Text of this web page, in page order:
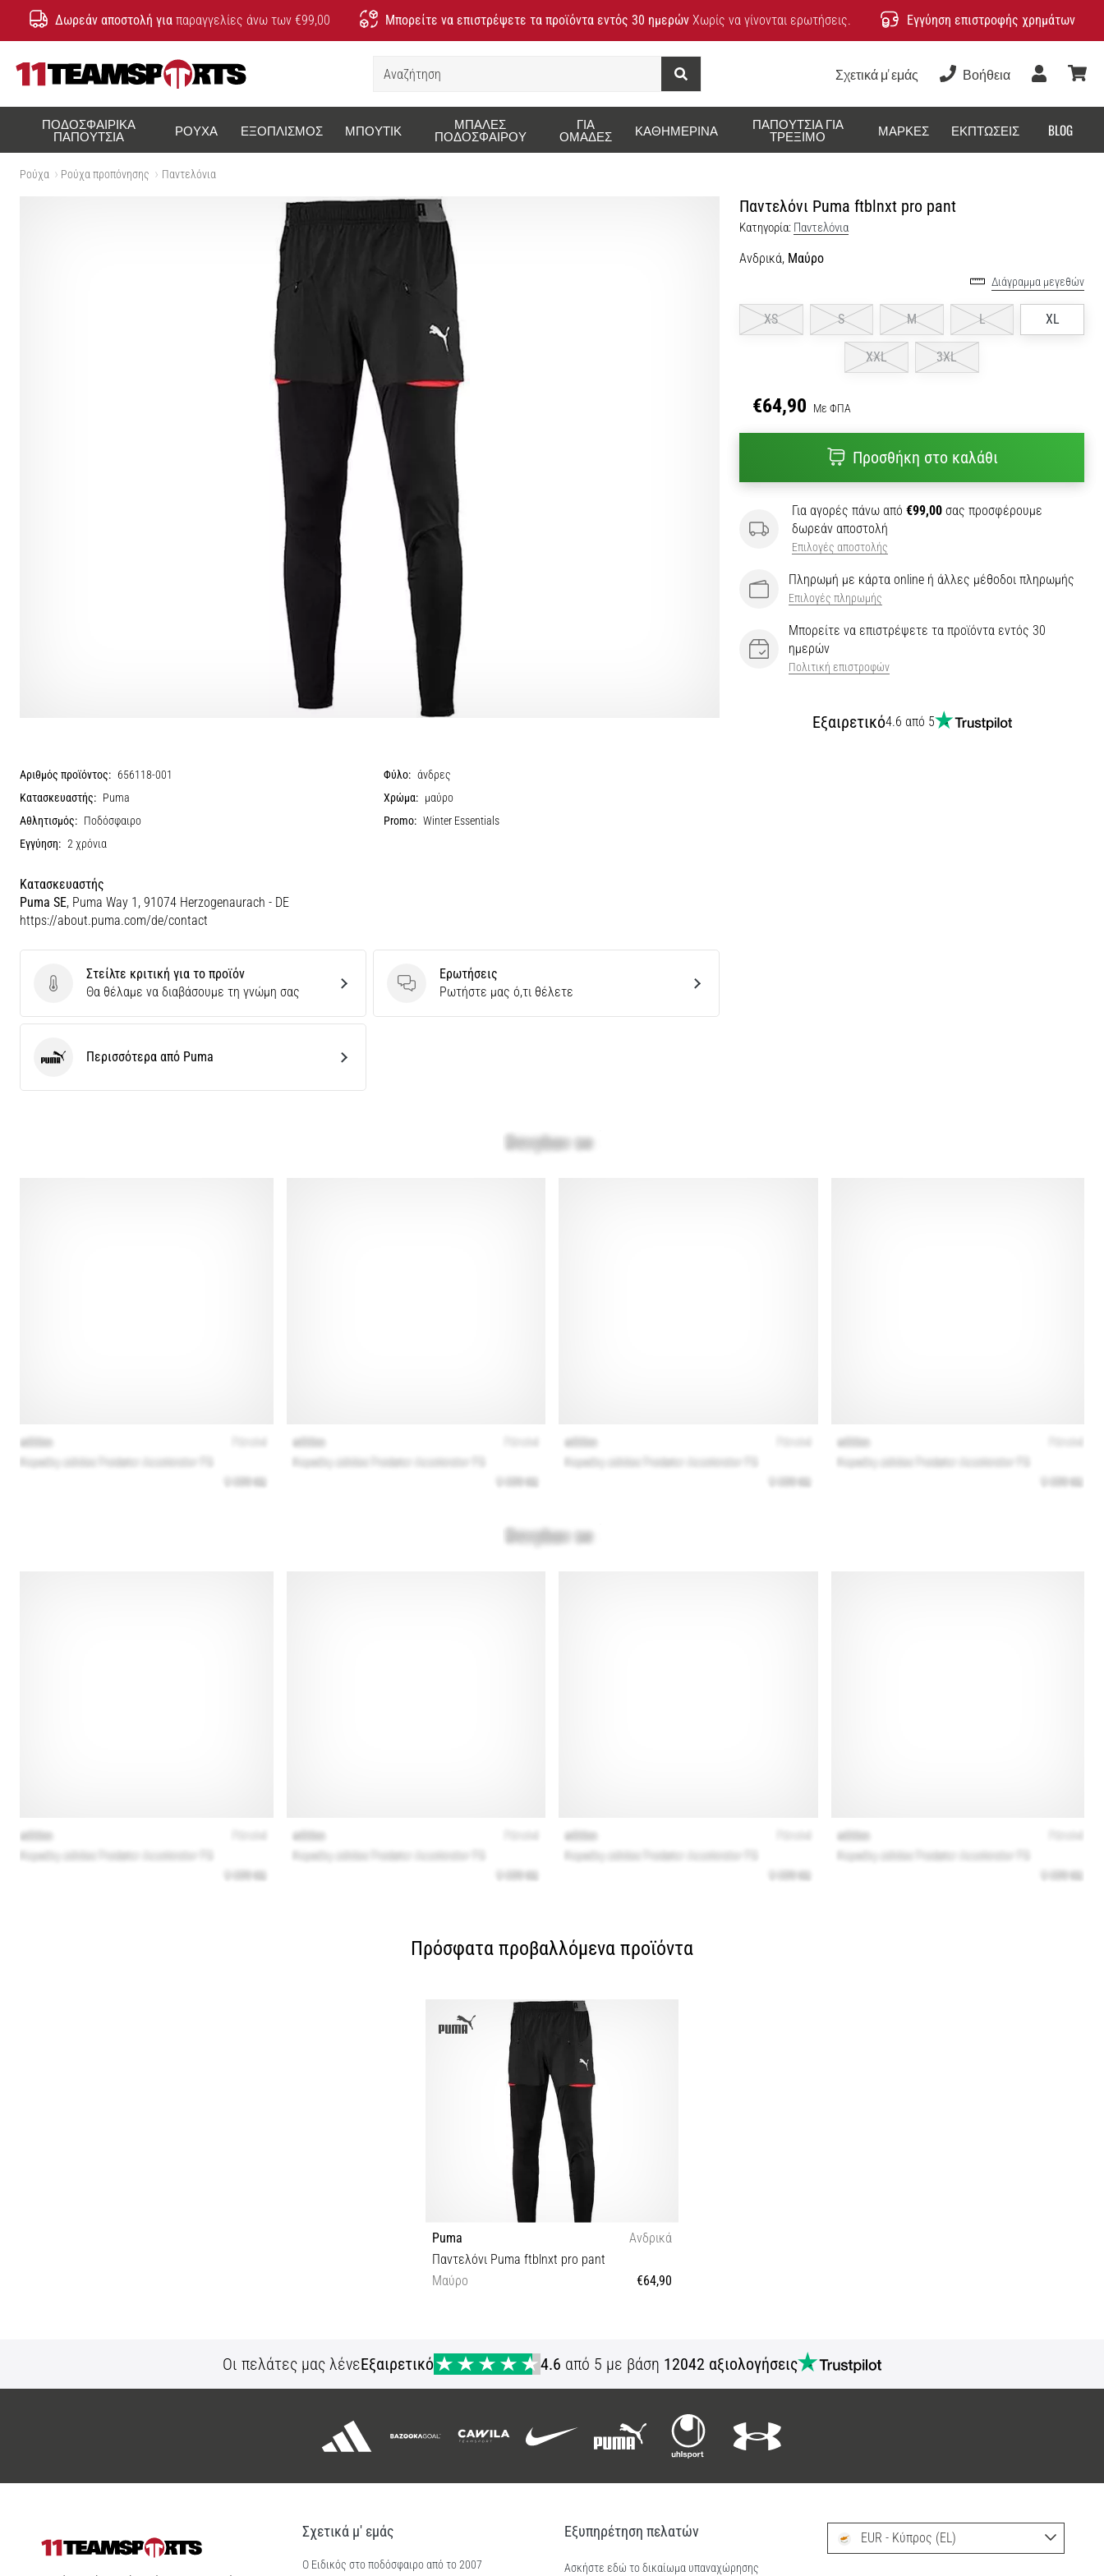
Δωρεάν αποστολή για παραγγελίες άνω των €99,00 Μπορείτε να επιστρέψετε τα προϊόντα εντός 30 ημερών Χωρίς να γίνονται ερωτήσεις. Εγγύηση επιστροφής χρημάτων
Αναζήτηση
Σχετικά μ' εμάς Βοήθεια
Χρήστης
ΠΟΔΟΣΦΑΙΡΙΚΆ
ΠΑΠΟΎΤΣΙΑ ΡΟΎΧΑ ΕΞΟΠΛΙΣΜΌΣ ΜΠΟΥΤΊΚ ΜΠΆΛΕΣ
ΠΟΔΟΣΦΑΊΡΟΥ
ΓΙΑ
ΟΜΆΔΕΣ ΚΑΘΗΜΕΡΙΝΆ ΠΑΠΟΎΤΣΙΑ ΓΙΑ
ΤΡΈΞΙΜΟ ΜΆΡΚΕΣ ΕΚΠΤΏΣΕΙΣ BLOG
Ρούχα Ρούχα προπόνησης Παντελόνια
Παντελόνι Puma ftblnxt pro pant
Κατηγορία: Παντελόνια
Ανδρικά, Μαύρο
Διάγραμμα μεγεθών
XS S M L XL
XXL 3XL
€64,90 Με ΦΠΑ
Προσθήκη στο καλάθι
Για αγορές πάνω από €99,00 σας προσφέρουμε
δωρεάν αποστολή
Επιλογές αποστολής
Πληρωμή με κάρτα online ή άλλες μέθοδοι πληρωμής
Επιλογές πληρωμής
Μπορείτε να επιστρέψετε τα προϊόντα εντός 30
ημερών
Πολιτική επιστροφών
Εξαιρετικό4.6 από 5
Αριθμός προϊόντος: 656118-001 Φύλο: άνδρες
Κατασκευαστής: Puma Χρώμα: μαύρο
Αθλητισμός: Ποδόσφαιρο Promo: Winter Essentials
Εγγύηση: 2 χρόνια
Κατασκευαστής
Puma SE, Puma Way 1, 91074 Herzogenaurach - DE
https://about.puma.com/de/contact
Στείλτε κριτική για το προϊόν
Στείλτε κριτική για το προϊόν
Θα θέλαμε να διαβάσουμε τη γνώμη σας
Ερωτήσεις
Ερωτήσεις
Ρωτήστε μας ό,τι θέλετε
Puma Περισσότερα από Puma
Πρόσφατα προβαλλόμενα προϊόντα
Puma
Ανδρικά
Παντελόνι Puma ftblnxt pro pant
Μαύρο
€64,90
Οι πελάτες μας λένεΕξαιρετικό 4.6 από 5 με βάση 12042 αξιολογήσεις
Σχετικά μ' εμάς
Ο Ειδικός στο ποδόσφαιρο από το 2007
Εξυπηρέτηση πελατών
Ασκήστε εδώ το δικαίωμα υπαναχώρησης
EUR - Κύπρος (EL)